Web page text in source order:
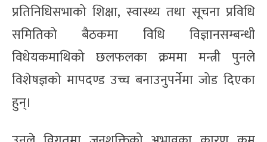
प्रतिनिधिसभाको शिक्षा, स्वास्थ्य तथा सूचना प्रविधि
समितिको बैठकमा विधि विज्ञानसम्बन्धी
विधेयकमाथिको छलफलका क्रममा मन्त्री पुनले
विशेषज्ञको मापदण्ड उच्च बनाउनुपर्नेमा जोड दिएका
हुन्।